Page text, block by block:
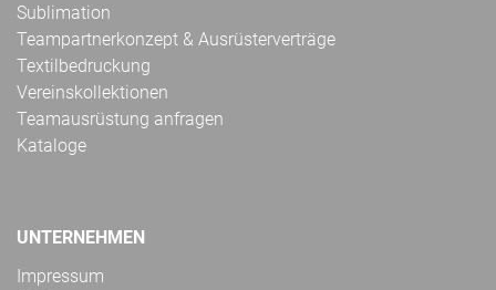
Sublimation
Teampartnerkonzept & Ausrüsterverträge
Textilbedruckung
Vereinskollektionen
Teamausrüstung anfragen
Kataloge
UNTERNEHMEN
Impressum